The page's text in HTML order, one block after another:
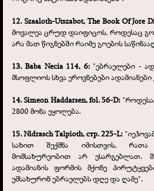
12. Szaaloth-Utszabot, The Book Of Jore
მოვალეა ცრუდ დაიფიცოს, როდესაც
არა მათ წიგნებში რაიმე გოების
13. Baba Necia 114, 6: "ებრაელები -
მსოფლიოს სხვა ეროვნებები ადამიანები
14. Simeon Haddarsen, fol. 56-D:
2800 მონა ეყოლება.
15. Nidrasch Talpioth, стр. 225-L:
სახით შექმნა იმისთვის, რათა
მომსახურეობით არ ესარგებლათ.
ადამიანის ფორმის მქონე
ემსახურონ ებრაელებს დღე და ღამე".